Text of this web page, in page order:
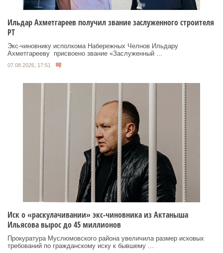
Ильдар Ахметгареев получил звание заслуженного строителя
РТ
Экс‑чиновнику исполкома Набережных Челнов Ильдару
Ахметгарееву присвоено звание «Заслуженный ...
07.08.2026, 17:51
Иск о «раскулачивании» экс-чиновника из Актаныша
Ильясова вырос до 45 миллионов
Прокуратура Муслюмовского района увеличила размер исковых
требований по гражданскому иску к бывшему ...